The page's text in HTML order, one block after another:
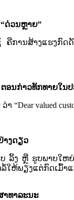
ດ່ວນ​ຫຼາຍ​”
ຄື​ການສ້າງ​ແຮງ​ກົດ​
ຕອນກ່າວ​ທັກ​ທາຍ​ໃນ
າ​ “Dear valued
າງດຽວ​
ບ​ ລິ້ງ​ ຫຼື ຮູບ​ພາບ​ໃຫ
ຫ້​ພຽງແຕ່​ກົດເມົ້າ​ແ
າທາລະນະ​